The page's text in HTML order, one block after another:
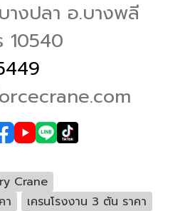
างปลา อ.บางพลี
10540
Crane
า
เครนโรงงาน 3 ตัน ราคา